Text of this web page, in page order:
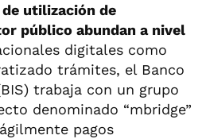
utilización de
público abundan a nivel
digitales como
trámites, el Banco
trabaja con un grupo
denominado “mbridge”
pagos